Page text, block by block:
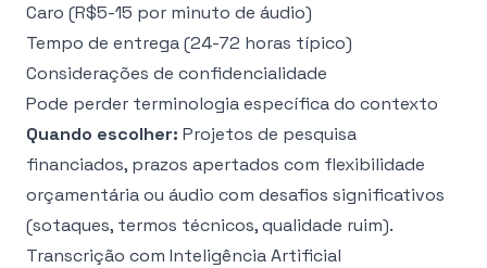
Caro (R$5-15 por minuto de áudio)
Tempo de entrega (24-72 horas típico)
Considerações de confidencialidade
Pode perder terminologia específica do contexto
Quando escolher: Projetos de pesquisa
financiados, prazos apertados com flexibilidade
orçamentária ou áudio com desafios significativos
(sotaques, termos técnicos, qualidade ruim).
Transcrição com Inteligência Artificial